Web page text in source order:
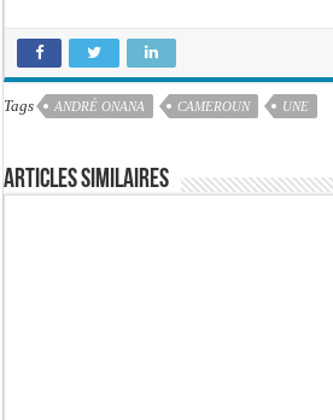
Tags ANDRÉ ONANA CAMEROUN UNE
Articles similaires